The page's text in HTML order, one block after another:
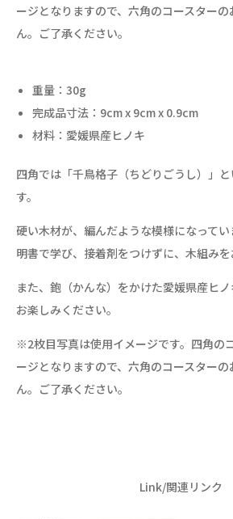
ージとなりますので、六角のコースター
ん。ご了承ください。
重量：30g
完成品寸法：9cm x 9cm x 0.9cm
材料：愛媛県産ヒノキ
四角では「千鳥格子（ちどりごうし）」
す。
硬い木材が、編んだような模様になって
明書で学び、接着剤をつけずに、木組みを
また、鉋（かんな）をかけた愛媛県産ヒ
お楽しみください。
※2枚目写真は使用イメージです。四角の
ージとなりますので、六角のコースター
ん。ご了承ください。
Link/関連リンク